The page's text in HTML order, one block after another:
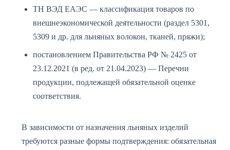
ТН ВЭД ЕАЭС — классификация товаров по
внешнеэкономической деятельности (раздел 5301,
5309 и др. для льняных волокон, тканей, пряжи);
постановлением Правительства РФ № 2425 от
23.12.2021 (в ред. от 21.04.2023) — Перечни
продукции, подлежащей обязательной оценке
соответствия.
В зависимости от назначения льняных изделий
требуются разные формы подтверждения: обязательная